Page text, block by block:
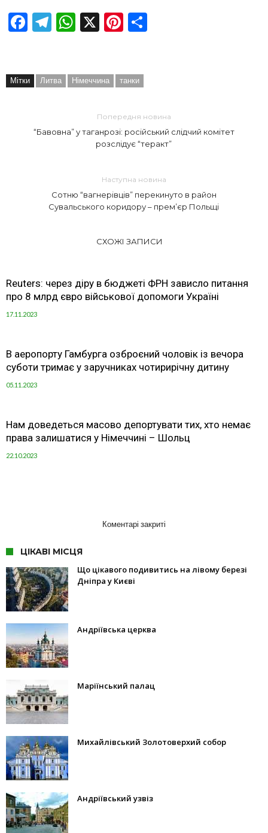
Facebook
Telegram
WhatsApp
X Pinterest
Мітки Литва Німеччина танки
Попередня новина
“Бавовна” у таганрозі: російський слідчий комітет
розслідує “теракт”
Наступна новина
Сотню “вагнерівців” перекинуто в район
Сувальського коридору – прем’єр Польщі
СХОЖІ ЗАПИСИ
Reuters: через діру в бюджеті ФРН зависло питання
про 8 млрд євро військової допомоги Україні
17.11.2023
В аеропорту Гамбурга озброєний чоловік із вечора
суботи тримає у заручниках чотирирічну дитину
05.11.2023
Нам доведеться масово депортувати тих, хто немає
права залишатися у Німеччині – Шольц
22.10.2023
Коментарі закриті
ЦІКАВІ МІСЦЯ
Що цікавого подивитись на лівому березі
Дніпра у Києві
Андріївська церква
Маріїнський палац
Михайлівський Золотоверхий собор
Андріївський узвіз